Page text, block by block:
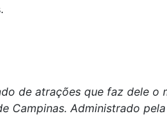
de atrações que faz dele
Administrado